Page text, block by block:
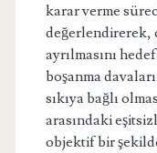
karar verme
değerlendirerek,
ayrılmasını
boşanma
sıkıya bağlı
arasındaki
objektif bir